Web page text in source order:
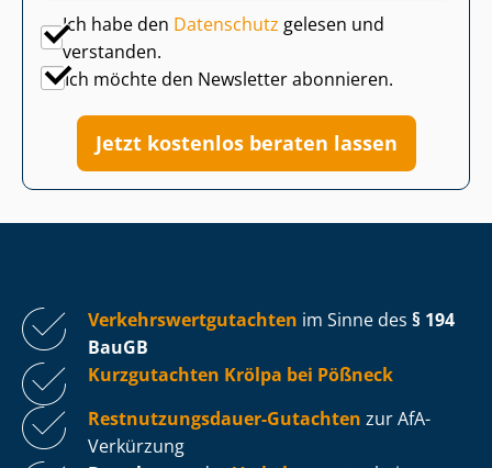
Ich habe den Datenschutz gelesen und
verstanden.
Ich möchte den Newsletter abonnieren.
Jetzt kostenlos beraten lassen
Ver­kehrs­wert­gut­ach­ten im Sinne des § 194
BauGB
Kurzgutachten Krölpa bei Pößneck
Rest­nut­zungs­dau­er-Gutachten zur AfA-
Verkürzung